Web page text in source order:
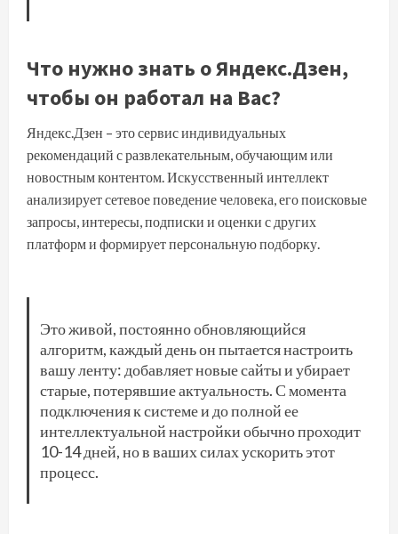
Что нужно знать о Яндекс.Дзен,
чтобы он работал на Вас?
Яндекс.Дзен – это сервис индивидуальных
рекомендаций с развлекательным, обучающим или
новостным контентом. Искусственный интеллект
анализирует сетевое поведение человека, его поисковые
запросы, интересы, подписки и оценки с других
платформ и формирует персональную подборку.
Это живой, постоянно обновляющийся
алгоритм, каждый день он пытается настроить
вашу ленту: добавляет новые сайты и убирает
старые, потерявшие актуальность. С момента
подключения к системе и до полной ее
интеллектуальной настройки обычно проходит
10-14 дней, но в ваших силах ускорить этот
процесс.